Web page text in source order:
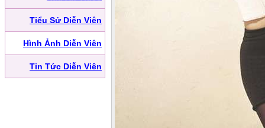
Tiểu Sử Diễn Viên
Hình Ảnh Diễn Viên
Tin Tức Diễn Viên